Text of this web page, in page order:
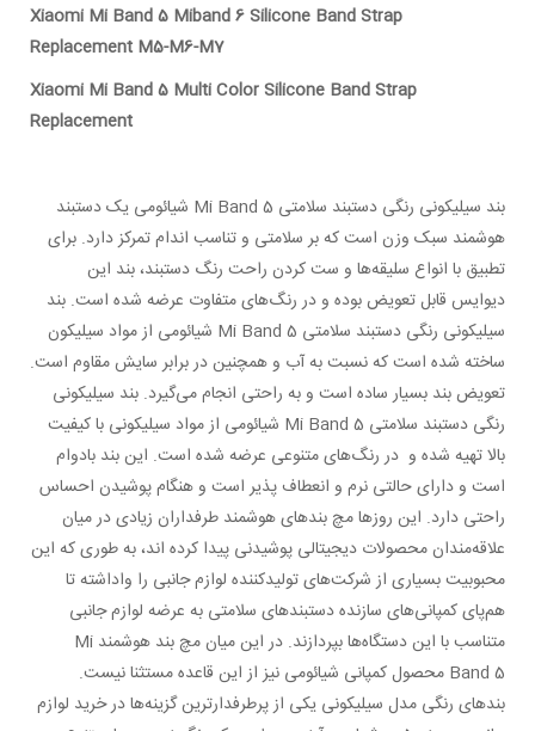
Xiaomi Mi Band 5 Miband 6 Silicone Band Strap
Replacement M5-M6-M7
Xiaomi Mi Band 5 Multi Color Silicone Band Strap
Replacement
بند سیلیکونی رنگی دستبند سلامتی Mi Band 5 شیائومی یک دستبند
هوشمند سبک وزن است که بر سلامتی و تناسب اندام تمرکز دارد. برای
تطبیق با انواع سلیقه‌ها و ست کردن راحت رنگ دستبند، بند این
دیوایس قابل تعویض بوده و در رنگ‌های متفاوت عرضه شده است. بند
سیلیکونی رنگی دستبند سلامتی Mi Band 5 شیائومی از مواد سیلیکون
ساخته شده است که نسبت به آب و همچنین در برابر سایش مقاوم است.
تعویض بند بسیار ساده است و به راحتی انجام می‌گیرد. بند سیلیکونی
رنگی دستبند سلامتی Mi Band 5 شیائومی از مواد سیلیکونی با کیفیت
بالا تهیه شده و در رنگ‌های متنوعی عرضه شده است. این بند بادوام
است و دارای حالتی نرم و انعطاف پذیر است و هنگام پوشیدن احساس
راحتی دارد. این روز‌ها مچ بند‌های هوشمند طرفداران زیادی در میان
علاقه‌مندان محصولات دیجیتالی پوشیدنی پیدا کرده اند، به طوری که این
محبوبیت بسیاری از شرکت‌های تولیدکننده لوازم جانبی را واداشته تا
هم‌پای کمپانی‌های سازنده دستبندهای سلامتی به عرضه لوازم جانبی
متناسب با این دستگاه‌ها بپردازند. در این میان مچ بند هوشمند Mi
Band 5 محصول کمپانی شیائومی نیز از این قاعده مستثنا نیست.
بند‌های رنگی مدل سیلیکونی یکی از پرطرفدارترین گزینه‌ها در خرید لوازم